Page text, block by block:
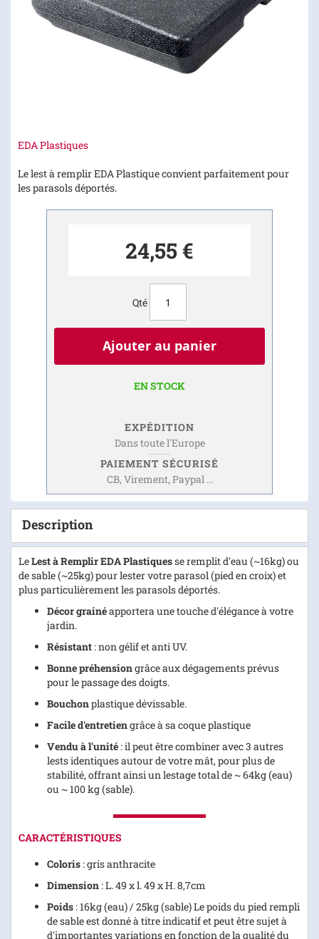
EDA Plastiques
Le lest à remplir EDA Plastique convient parfaitement pour
les parasols déportés.
24,55 €
Qté
Ajouter au panier
EN STOCK
EXPÉDITION
Dans toute l'Europe
PAIEMENT SÉCURISÉ
CB, Virement, Paypal ...
Skip
the
beginning
Description
LeLest à Remplir EDA Plastiquesse remplit d'eau (~16kg) ou
de sable (~25kg) pour lester votre parasol (pied en croix) et
plus particulièrement les parasols déportés.
Décor grainéapportera une touche d'élégance à votre
jardin.
Résistant : non gélif et anti UV.
Bonne préhensiongrâce aux dégagements prévus
pour le passage des doigts.
Bouchonplastique dévissable.
Facile d'entretiengrâce à sa coque plastique
Vendu à l'unité : il peut être combiner avec 3 autres
lests identiques autour de votre mât, pour plus de
stabilité, offrant ainsi un lestage total de ~ 64kg (eau)
ou ~ 100 kg (sable).
CARACTÉRISTIQUES
Coloris : gris anthracite
Dimension : L. 49 x l. 49 x H. 8,7cm
Poids : 16kg (eau) / 25kg (sable) Le poids du pied rempli
de sable est donné à titre indicatif et peut être sujet à
d'importantes variations en fonction de la qualité du